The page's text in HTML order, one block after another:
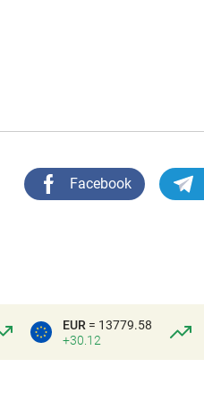
Facebook
EUR = 13779.58
+30.12